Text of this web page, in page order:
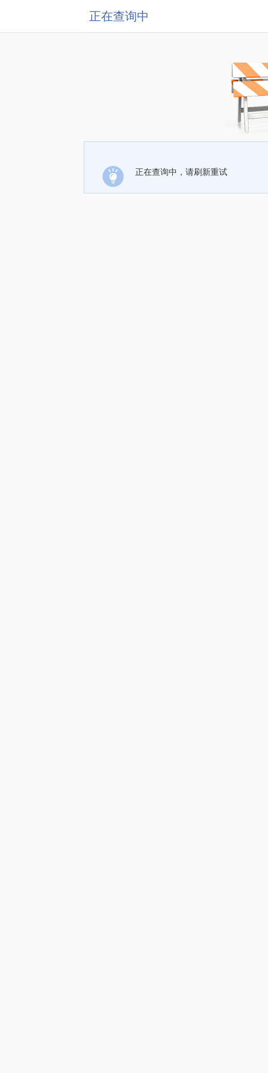
正在查询中
正在查询中，请刷新重试